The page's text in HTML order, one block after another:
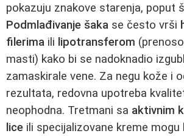
pokazuju znakove starenja, poput
Podmlađivanje šaka se često vrši
filerima ili lipotransferom
masti) kako bi se nadoknadio
zamaskirale vene. Za negu kože i
rezultata, redovna upotreba
neophodna. Tretmani sa aktivnim
lice ili specijalizovane kreme mogu